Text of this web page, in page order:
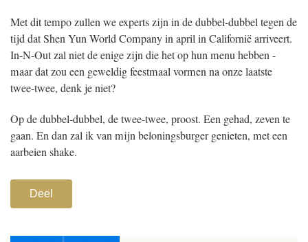
Met dit tempo zullen we experts zijn in de dubbel-dubbel tegen de
tijd dat Shen Yun World Company in april in Californië arriveert.
In-N-Out zal niet de enige zijn die het op hun menu hebben -
maar dat zou een geweldig feestmaal vormen na onze laatste
twee-twee, denk je niet?
Op de dubbel-dubbel, de twee-twee, proost. Een gehad, zeven te
gaan. En dan zal ik van mijn beloningsburger genieten, met een
aarbeien shake.
Deel